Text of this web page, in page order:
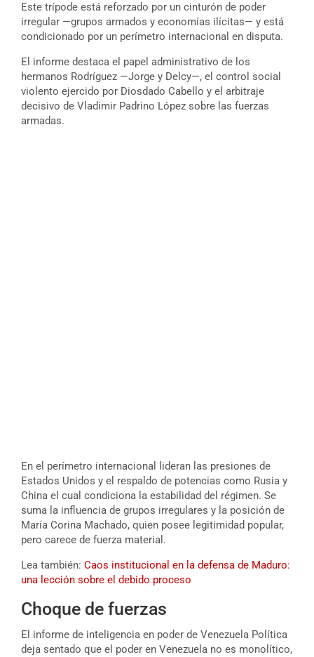
Este trípode está reforzado por un cinturón de poder
irregular —grupos armados y economías ilícitas— y está
condicionado por un perímetro internacional en disputa.
El informe destaca el papel administrativo de los
hermanos Rodríguez —Jorge y Delcy—, el control social
violento ejercido por Diosdado Cabello y el arbitraje
decisivo de Vladimir Padrino López sobre las fuerzas
armadas.
En el perímetro internacional lideran las presiones de
Estados Unidos y el respaldo de potencias como Rusia y
China el cual condiciona la estabilidad del régimen. Se
suma la influencia de grupos irregulares y la posición de
María Corina Machado, quien posee legitimidad popular,
pero carece de fuerza material.
Lea también: Caos institucional en la defensa de Maduro:
una lección sobre el debido proceso
Choque de fuerzas
El informe de inteligencia en poder de Venezuela Política
deja sentado que el poder en Venezuela no es monolítico,